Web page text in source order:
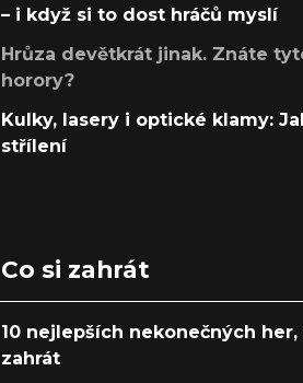
– i když si to dost hráčů myslí
Hrůza devětkrát jinak. Znáte
horory?
Kulky, lasery i optické klamy:
střílení
Co si zahrát
10 nejlepších nekonečných
zahrát